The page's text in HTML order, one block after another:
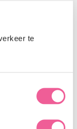
te
safaritent met
kon kiezen voor een
verschillende